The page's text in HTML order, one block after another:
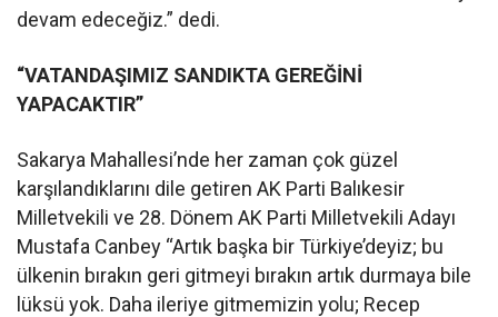
devam edeceğiz.” dedi.
“VATANDAŞIMIZ SANDIKTA GEREĞİNİ
YAPACAKTIR”
Sakarya Mahallesi’nde her zaman çok güzel
karşılandıklarını dile getiren AK Parti Balıkesir
Milletvekili ve 28. Dönem AK Parti Milletvekili Adayı
Mustafa Canbey “Artık başka bir Türkiye’deyiz; bu
ülkenin bırakın geri gitmeyi bırakın artık durmaya bile
lüksü yok. Daha ileriye gitmemizin yolu; Recep